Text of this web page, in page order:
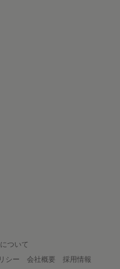
ついて
シー 会社概要
採用情報